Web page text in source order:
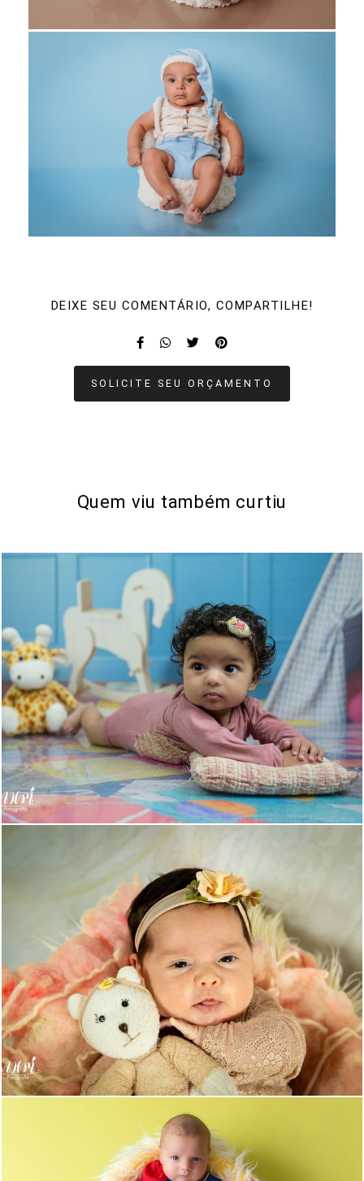
DEIXE SEU COMENTÁRIO, COMPARTILHE!
SOLICITE SEU ORÇAMENTO
Quem viu também curtiu
685 0
463 0